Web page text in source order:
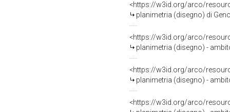
<https://w3id.org/arco/
planimetria (disegno) di
<https://w3id.org/arco/
planimetria (disegno) -
<https://w3id.org/arco/
planimetria (disegno) -
<https://w3id.org/arco/